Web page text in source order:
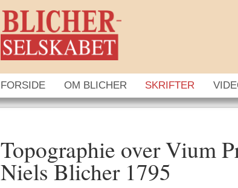
FORSIDE OM BLICHER SKRIFTER
Topographie over Vium
Niels Blicher 1795